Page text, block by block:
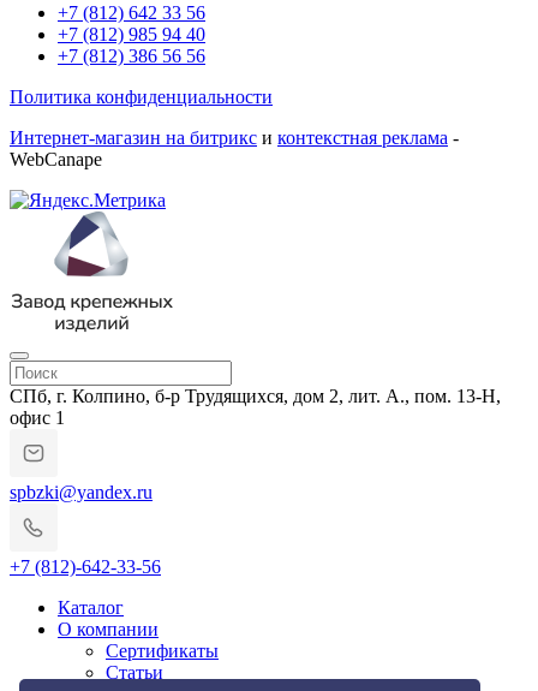
+7 (812) 642 33 56
+7 (812) 985 94 40
+7 (812) 386 56 56
Политика конфиденциальности
Интернет-магазин на битрикс и контекстная реклама -
WebCanape
СПб, г. Колпино, б-р Трудящихся, дом 2, лит. А., пом. 13-Н,
офис 1
spbzki@yandex.ru
+7 (812)-642-33-56
Каталог
О компании
Сертификаты
Статьи